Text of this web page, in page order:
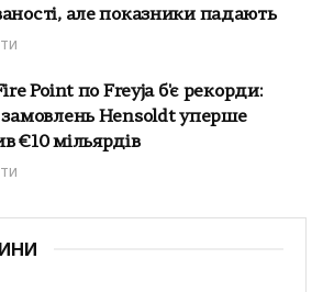
але показники падають
Point по Freyja б'є рекорди:
Hensoldt уперше
€10 мільярдів